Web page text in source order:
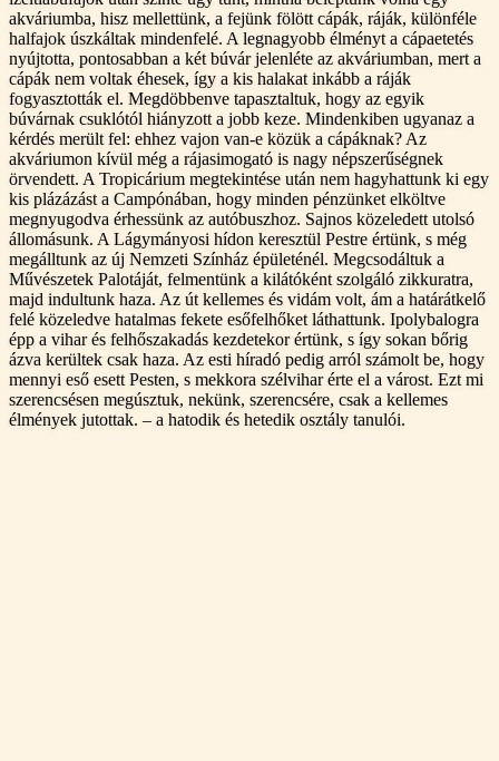
akváriumba, hisz mellettünk, a fejünk fölött cápák, ráják, különféle
halfajok úszkáltak mindenfelé. A legnagyobb élményt a cápaetetés
nyújtotta, pontosabban a két búvár jelenléte az akváriumban, mert a
cápák nem voltak éhesek, így a kis halakat inkább a ráják
fogyasztották el. Megdöbbenve tapasztaltuk, hogy az egyik
búvárnak csuklótól hiányzott a jobb keze. Mindenkiben ugyanaz a
kérdés merült fel: ehhez vajon van-e közük a cápáknak? Az
akváriumon kívül még a rájasimogató is nagy népszerűségnek
örvendett. A Tropicárium megtekintése után nem hagyhattunk ki egy
kis plázázást a Campónában, hogy minden pénzünket elköltve
megnyugodva érhessünk az autóbuszhoz. Sajnos közeledett utolsó
állomásunk. A Lágymányosi hídon keresztül Pestre értünk, s még
megálltunk az új Nemzeti Színház épületénél. Megcsodáltuk a
Művészetek Palotáját, felmentünk a kilátóként szolgáló zikkuratra,
majd indultunk haza. Az út kellemes és vidám volt, ám a határátkelő
felé közeledve hatalmas fekete esőfelhőket láthattunk. Ipolybalogra
épp a vihar és felhőszakadás kezdetekor értünk, s így sokan bőrig
ázva kerültek csak haza. Az esti híradó pedig arról számolt be, hogy
mennyi eső esett Pesten, s mekkora szélvihar érte el a várost. Ezt mi
szerencsésen megúsztuk, nekünk, szerencsére, csak a kellemes
élmények jutottak. – a hatodik és hetedik osztály tanulói.